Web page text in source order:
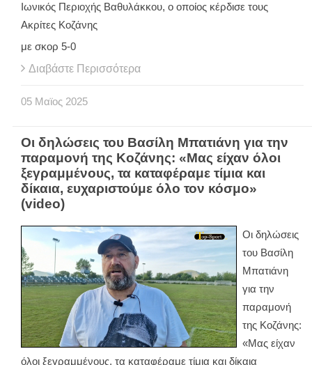
Ιωνικός Περιοχής Βαθυλάκκου, ο οποίος κέρδισε τους
Ακρίτες Κοζάνης
με σκορ 5-0
Διαβάστε Περισσότερα
05 Μαϊος 2025
Οι δηλώσεις του Βασίλη Μπατιάνη για την
παραμονή της Κοζάνης: «Μας είχαν όλοι
ξεγραμμένους, τα καταφέραμε τίμια και
δίκαια, ευχαριστούμε όλο τον κόσμο»
(video)
Οι δηλώσεις
του Βασίλη
Μπατιάνη
για την
παραμονή
της Κοζάνης:
«Μας είχαν
όλοι ξεγραμμένους, τα καταφέραμε τίμια και δίκαια